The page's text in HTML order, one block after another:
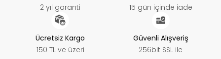
2 yıl garanti
15 gün içinde iade
Ücretsiz Kargo
150 TL ve üzeri
Güvenli Alışveriş
256bit SSL ile